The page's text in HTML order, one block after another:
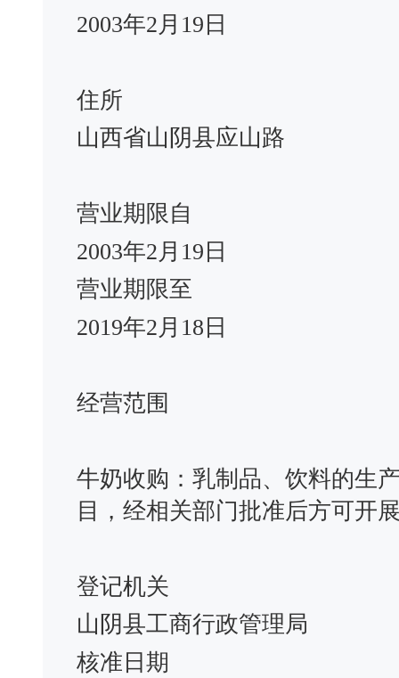
2003年2月19日
住所
山西省山阴县应山路
营业期限自
2003年2月19日
营业期限至
2019年2月18日
经营范围
牛奶收购：乳制品、饮料的生
目，经相关部门批准后方可
登记机关
山阴县工商行政管理局
核准日期